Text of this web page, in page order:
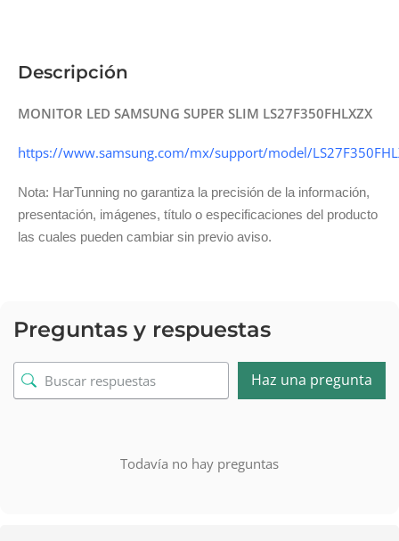
Descripción
MONITOR LED SAMSUNG SUPER SLIM LS27F350FHLXZX
https://www.samsung.com/mx/support/model/
Nota: HarTunning no garantiza la precisión de la información,
presentación, imágenes, título o especificaciones del producto
las cuales pueden cambiar sin previo aviso.
Preguntas y respuestas
Haz una pregunta
Todavía no hay preguntas